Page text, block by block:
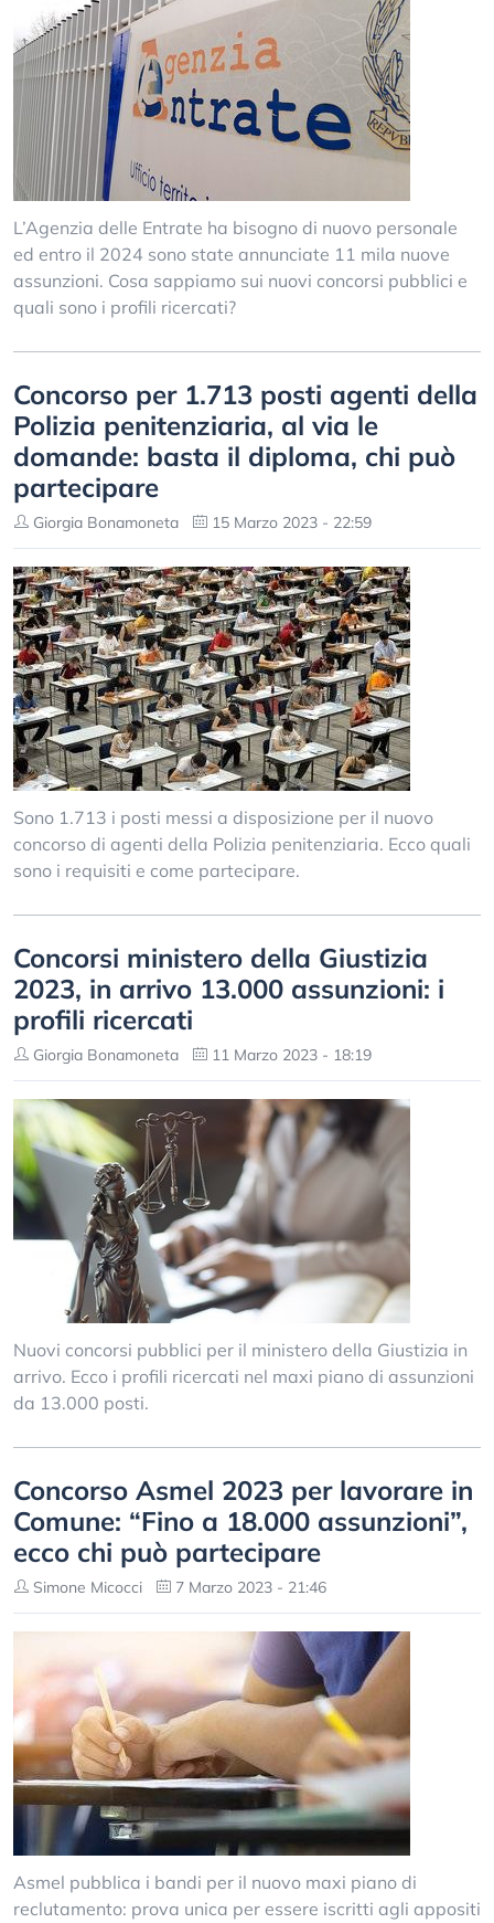
L’Agenzia delle Entrate ha bisogno di nuovo personale
ed entro il 2024 sono state annunciate 11 mila nuove
assunzioni. Cosa sappiamo sui nuovi concorsi pubblici e
quali sono i profili ricercati?
Concorso per 1.713 posti agenti della
Polizia penitenziaria, al via le
domande: basta il diploma, chi può
partecipare
Giorgia Bonamoneta 15 Marzo 2023 - 22:59
Sono 1.713 i posti messi a disposizione per il nuovo
concorso di agenti della Polizia penitenziaria. Ecco quali
sono i requisiti e come partecipare.
Concorsi ministero della Giustizia
2023, in arrivo 13.000 assunzioni: i
profili ricercati
Giorgia Bonamoneta 11 Marzo 2023 - 18:19
Nuovi concorsi pubblici per il ministero della Giustizia in
arrivo. Ecco i profili ricercati nel maxi piano di assunzioni
da 13.000 posti.
Concorso Asmel 2023 per lavorare in
Comune: “Fino a 18.000 assunzioni”,
ecco chi può partecipare
Simone Micocci 7 Marzo 2023 - 21:46
Asmel pubblica i bandi per il nuovo maxi piano di
reclutamento: prova unica per essere iscritti agli appositi